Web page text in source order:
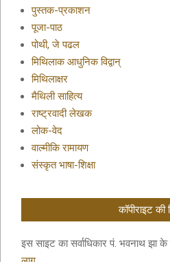
पुस्तक-प्रकाशन
पूजा-पाठ
पोथी, जे पढल
मिथिलाक आधुनिक विद्वान्
मिथिलाक्षर
मैथिली साहित्य
राष्ट्रवादी लेखक
लोक-वेद
वाल्मीकि रामायण
संस्कृत भाषा-शिक्षा
कॉपीराइट की
इस साइट का सर्वाधिकार पं. भवनाथ झा